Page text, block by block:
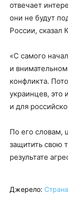
отвечает
они не будут
России, сказал
«С самого
и
конфликта.
украинцев, это
и для
По его словам,
защитить свою
результате
Джерело: